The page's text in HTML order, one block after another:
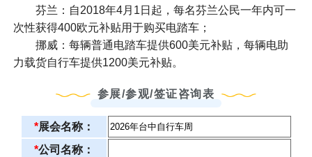
芬兰：自2018年4月1日起，每名芬兰公民一年内可一
次性获得400欧元补贴用于购买电踏车；
挪威：每辆普通电踏车提供600美元补贴，每辆电助
力载货自行车提供1200美元补贴。
参展/参观/签证咨询表
*展会名称：
*公司名称：